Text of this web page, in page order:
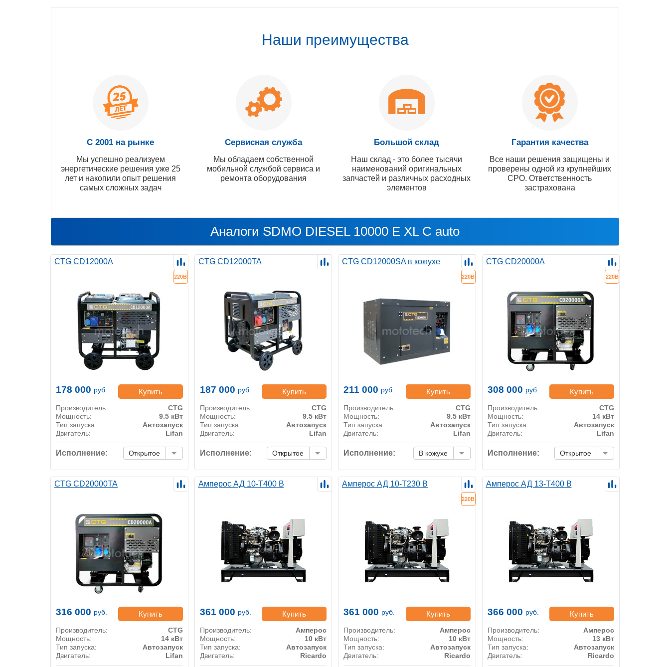
Наши преимущества
С 2001 на рынке
Мы успешно реализуем
энергетические решения уже 25
лет и накопили опыт решения
самых сложных задач
Сервисная служба
Мы обладаем собственной
мобильной службой сервиса и
ремонта оборудования
Большой склад
Наш склад - это более тысячи
наименований оригинальных
запчастей и различных расходных
элементов
Гарантия качества
Все наши решения защищены и
проверены одной из крупнейших
СРО. Ответственность
застрахована
Аналоги SDMO DIESEL 10000 E XL C auto
CTG CD12000A
220В
178 000 руб. Купить
Производитель:
CTG
Мощность:
9.5 кВт
Тип запуска:
Автозапуск
Двигатель:
Lifan
Исполнение: Открытое
CTG CD12000TA
187 000 руб. Купить
Производитель:
CTG
Мощность:
9.5 кВт
Тип запуска:
Автозапуск
Двигатель:
Lifan
Исполнение: Открытое
CTG CD12000SA в кожухе
220В
211 000 руб. Купить
Производитель:
CTG
Мощность:
9.5 кВт
Тип запуска:
Автозапуск
Двигатель:
Lifan
Исполнение: В кожухе
CTG CD20000A
220В
308 000 руб. Купить
Производитель:
CTG
Мощность:
14 кВт
Тип запуска:
Автозапуск
Двигатель:
Lifan
Исполнение: Открытое
CTG CD20000TA
316 000 руб. Купить
Производитель:
CTG
Мощность:
14 кВт
Тип запуска:
Автозапуск
Двигатель:
Lifan
Амперос АД 10-Т400 B
361 000 руб. Купить
Производитель:
Амперос
Мощность:
10 кВт
Тип запуска:
Автозапуск
Двигатель:
Ricardo
Амперос АД 10-Т230 B
220В
361 000 руб. Купить
Производитель:
Амперос
Мощность:
10 кВт
Тип запуска:
Автозапуск
Двигатель:
Ricardo
Амперос АД 13-Т400 B
366 000 руб. Купить
Производитель:
Амперос
Мощность:
13 кВт
Тип запуска:
Автозапуск
Двигатель:
Ricardo